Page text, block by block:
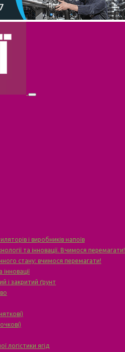
і виробників напоїв
та інновації. Вчимося перемагати!
стану: вчимося перемагати!
і закритий ґрунт
логістики ягід